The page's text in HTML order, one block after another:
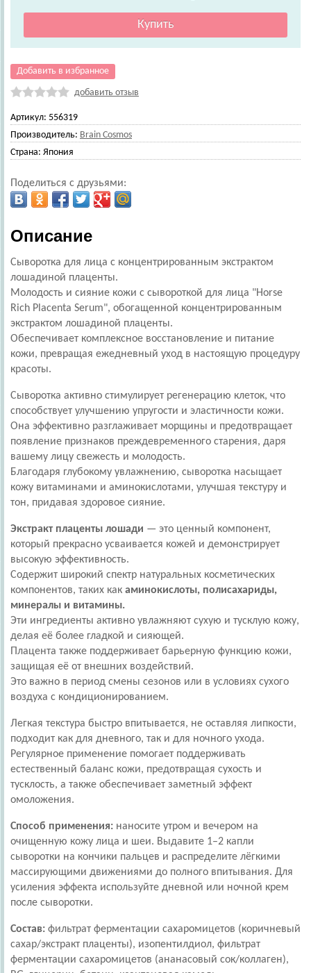
Добавить в избранное
добавить отзыв
Артикул: 556319
Производитель: Brain Cosmos
Страна: Япония
Поделиться с друзьями:
Описание
Сыворотка для лица с концентрированным экстрактом
лошадиной плаценты.
Молодость и сияние кожи с сывороткой для лица "Horse
Rich Placenta Serum", обогащенной концентрированным
экстрактом лошадиной плаценты.
Обеспечивает комплексное восстановление и питание
кожи, превращая ежедневный уход в настоящую процедуру
красоты.
Сыворотка активно стимулирует регенерацию клеток, что
способствует улучшению упругости и эластичности кожи.
Она эффективно разглаживает морщины и предотвращает
появление признаков преждевременного старения, даря
вашему лицу свежесть и молодость.
Благодаря глубокому увлажнению, сыворотка насыщает
кожу витаминами и аминокислотами, улучшая текстуру и
тон, придавая здоровое сияние.
Экстракт плаценты лошади — это ценный компонент,
который прекрасно усваивается кожей и демонстрирует
высокую эффективность.
Содержит широкий спектр натуральных косметических
компонентов, таких как аминокислоты, полисахариды,
минералы и витамины.
Эти ингредиенты активно увлажняют сухую и тусклую кожу,
делая её более гладкой и сияющей.
Плацента также поддерживает барьерную функцию кожи,
защищая её от внешних воздействий.
Это важно в период смены сезонов или в условиях сухого
воздуха с кондиционированием.
Легкая текстура быстро впитывается, не оставляя липкости,
подходит как для дневного, так и для ночного ухода.
Регулярное применение помогает поддерживать
естественный баланс кожи, предотвращая сухость и
тусклость, а также обеспечивает заметный эффект
омоложения.
Способ применения: наносите утром и вечером на
очищенную кожу лица и шеи. Выдавите 1–2 капли
сыворотки на кончики пальцев и распределите лёгкими
массирующими движениями до полного впитывания. Для
усиления эффекта используйте дневной или ночной крем
после сыворотки.
Состав: фильтрат ферментации сахаромицетов (коричневый
сахар/экстракт плаценты), изопентилдиол, фильтрат
ферментации сахаромицетов (ананасовый сок/коллаген),